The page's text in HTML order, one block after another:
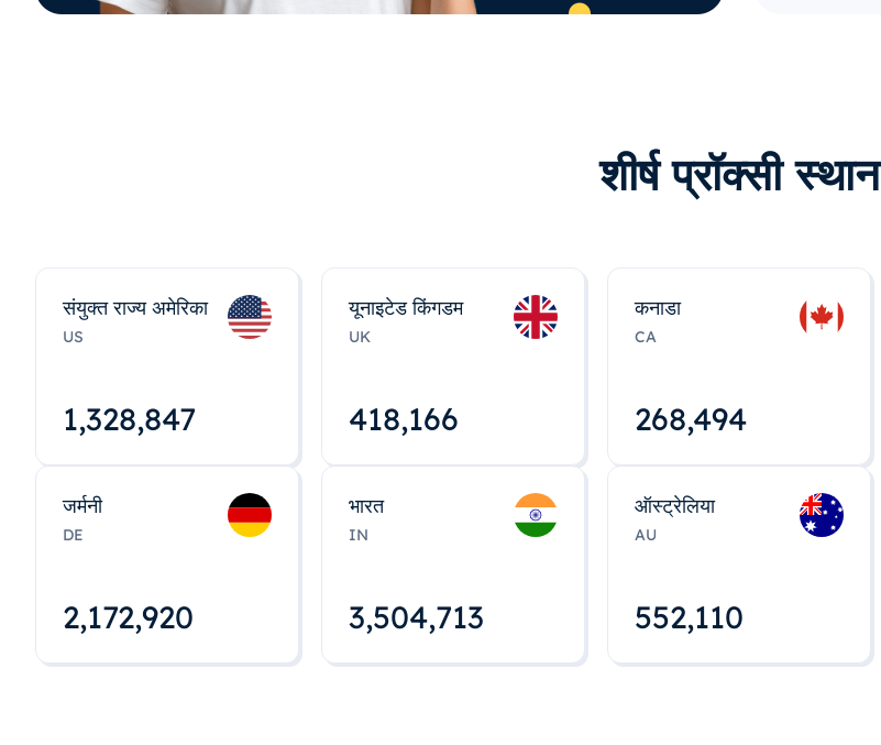
शीर्ष प्रॉक्सी स्थान
संयुक्त राज्य अमेरिका
US
1,328,848
यूनाइटेड किंगडम
UK
418,167
कनाडा
CA
268,495
जर्मनी
DE
2,172,922
भारत
IN
3,504,715
ऑस्ट्रेलिया
AU
552,112